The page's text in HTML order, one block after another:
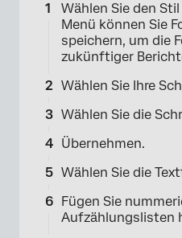
Wählen Sie den
Menü können Sie
speichern, um die
zukünftiger
Wählen Sie Ihre
Wählen Sie die
Übernehmen.
Wählen Sie die
Fügen Sie
Aufzählungslisten